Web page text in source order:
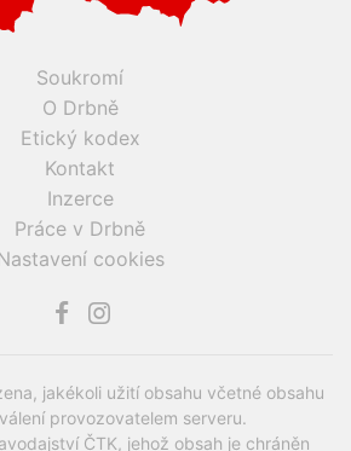
Soukromí
O Drbně
Etický kodex
Kontakt
Inzerce
Práce v Drbně
cookies
jakékoli užití obsahu včetné obsahu
provozovatelem serveru.
ČTK, jehož obsah je chráněn